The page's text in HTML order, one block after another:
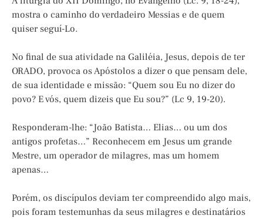
mostra o caminho do verdadeiro Messias e de quem
quiser seguí-Lo.
No final de sua atividade na Galiléia, Jesus, depois de ter
ORADO, provoca os Apóstolos a dizer o que pensam dele,
de sua identidade e missão: “Quem sou Eu no dizer do
povo? E vós, quem dizeis que Eu sou?” (Lc 9, 19-20).
Responderam-lhe: “João Batista… Elias… ou um dos
antigos profetas…” Reconhecem em Jesus um grande
Mestre, um operador de milagres, mas um homem
apenas…
Porém, os discípulos deviam ter compreendido algo mais,
pois foram testemunhas da seus milagres e destinatários